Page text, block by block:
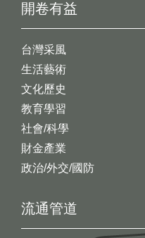
開卷有益
台灣采風
生活藝術
文化歷史
教育學習
社會/科學
財金產業
政治/外交/國防
流通管道